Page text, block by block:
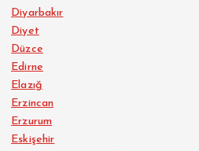
Diyarbakır
Diyet
Düzce
Edirne
Elazığ
Erzincan
Erzurum
Eskişehir